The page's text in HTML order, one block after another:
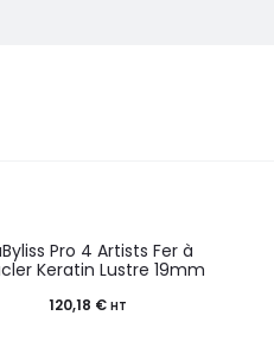
Pro 4 Artists Fer à
Keratin Lustre 19mm
120,18 € HT